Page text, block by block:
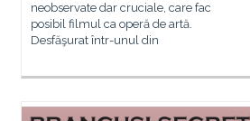
neobservate dar cruciale, care fac
posibil filmul ca operă de artă.
Desfăşurat într-unul din